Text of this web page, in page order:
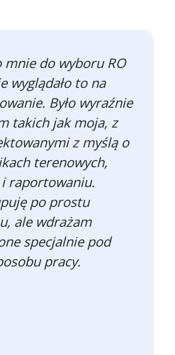
mnie do wyboru RO
wyglądało to na
Było wyraźnie
takich jak moja, z
z myślą o
terenowych,
raportowaniu.
po prostu
ale wdrażam
specjalnie pod
pracy.